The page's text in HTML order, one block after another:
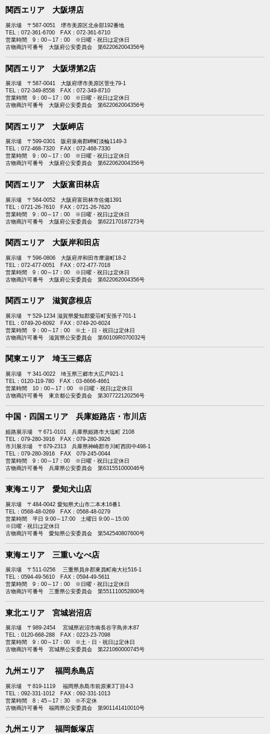
関西エリア 大阪堺店
展示場 〒587-0051 堺市美原区北余部192番地
TEL：072-361-6700 FAX：072-361-6710
営業時間 9：00～17：00 ※日曜・祝日は定休日
古物商許可番号 大阪府公安委員会 第622062004356号
関西エリア 大阪堺第2店
展示場 〒587-0041 大阪府堺市美原区菅生79-1
TEL：072-349-8558 FAX：072-349-8710
営業時間 9：00～17：00 ※日曜・祝日は定休日
古物商許可番号 大阪府公安委員会 第622062004356号
関西エリア 大阪岬店
展示場 〒599-0301 阪府泉南郡岬町淡輪1149-3
TEL：072-468-7320 FAX：072-468-7330
営業時間 9：00～17：00 ※日曜・祝日は定休日
古物商許可番号 大阪府公安委員会 第622062004356号
関西エリア 大阪富田林店
展示場 〒584-0052 大阪府富田林市佐備1391
TEL：0721-26-7610 FAX：0721-26-7620
営業時間 9：00～17：00 ※日曜・祝日は定休日
古物商許可番号 大阪府公安委員会 第622170187273号
関西エリア 大阪岸和田店
展示場 〒596-0806 大阪府岸和田市摩湯町18-2
TEL：072-477-0051 FAX：072-477-7018
営業時間 9：00～17：00 ※日曜・祝日は定休日
古物商許可番号 大阪府公安委員会 第622062004356号
関西エリア 滋賀彦根店
展示場 〒529-1234 滋賀県愛知郡愛荘町安孫子701-1
TEL：0749-20-6092 FAX：0749-20-6024
営業時間 9：00～17：00 ※土・日・祝日は定休日
古物商許可番号 滋賀県公安委員会 第60109R070032号
関東エリア 埼玉三郷店
展示場 〒341-0022 埼玉県三郷市大広戸921-1
TEL：0120-119-780 FAX：03-6666-4661
営業時間 10：00～17：00 ※日曜・祝日は定休日
古物商許可番号 東京都公安委員会 第307722120256号
中国・四国エリア 兵庫姫路店・市川店
姫路展示場 〒671-0101 兵庫県姫路市大塩町 2108
TEL：079-280-3916 FAX：079-280-3926
市川展示場 〒679-2313 兵庫県神崎郡市川町西田中498-1
TEL：079-280-3916 FAX 079-245-0044
営業時間 9：00～17：00 ※日曜・祝日は定休日
古物商許可番号 兵庫県公安委員会 第631551000046号
東海エリア 愛知犬山店
展示場 〒484-0042 愛知県犬山市二本木16番1
TEL：0568-48-0269 FAX：0568-48-0279
営業時間 平日 9:00～17:00 土曜日 9:00～15:00
※日曜・祝日は定休日
古物商許可番号 愛知県公安委員会 第542540807600号
東海エリア 三重いなべ店
展示場 〒511-0256 三重県員弁郡東員町南大社516-1
TEL：0594-49-5610 FAX：0594-49-5611
営業時間 9：00～17：00 ※日曜・祝日は定休日
古物商許可番号 三重県公安委員会 第551110052800号
東北エリア 宮城岩沼店
展示場 〒989-2454 宮城県岩沼市南長谷字鳥井木87
TEL：0120-668-288 FAX：0223-23-7098
営業時間 9：00～17：00 ※土・日・祝日は定休日
古物商許可番号 宮城県公安委員会 第221060000745号
九州エリア 福岡糸島店
展示場 〒819-1119 福岡県糸島市前原東3丁目4-3
TEL：092-331-1012 FAX：092-331-1013
営業時間 8：45～17：30 ※不定休
古物商許可番号 福岡県公安委員会 第901141410010号
九州エリア 福岡飯塚店